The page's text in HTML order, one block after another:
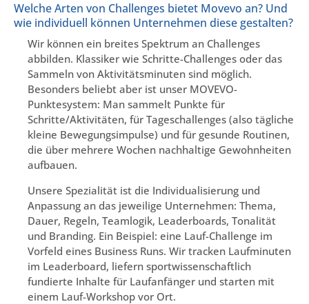
Welche Arten von Challenges bietet Movevo an? Und
wie individuell können Unternehmen diese gestalten?
Wir können ein breites Spektrum an Challenges
abbilden. Klassiker wie Schritte-Challenges oder das
Sammeln von Aktivitätsminuten sind möglich.
Besonders beliebt aber ist unser MOVEVO-
Punktesystem: Man sammelt Punkte für
Schritte/Aktivitäten, für Tageschallenges (also tägliche
kleine Bewegungsimpulse) und für gesunde Routinen,
die über mehrere Wochen nachhaltige Gewohnheiten
aufbauen.
Unsere Spezialität ist die Individualisierung und
Anpassung an das jeweilige Unternehmen: Thema,
Dauer, Regeln, Teamlogik, Leaderboards, Tonalität
und Branding. Ein Beispiel: eine Lauf-Challenge im
Vorfeld eines Business Runs. Wir tracken Laufminuten
im Leaderboard, liefern sportwissenschaftlich
fundierte Inhalte für Laufanfänger und starten mit
einem Lauf-Workshop vor Ort.